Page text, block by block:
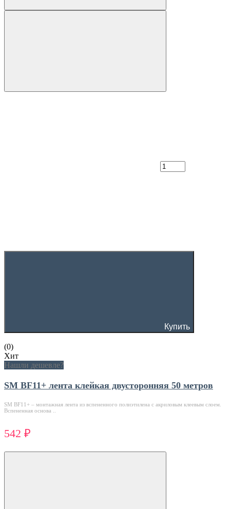
Купить
(0)
Хит
Нашли дешевле?
SM BF11+ лента клейкая двусторонняя 50 метров
SM BF11+ – монтажная лента из вспененного полиэтилена с акриловым клеевым слоем.
Вспененная основа ..
542 ₽